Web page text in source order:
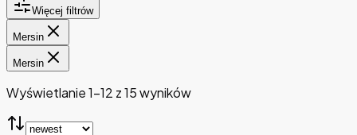
Więcej filtrów
Mersin
Mersin
Wyświetlanie 1-12 z 15 wyników